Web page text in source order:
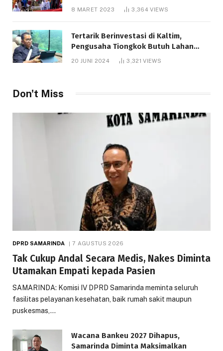
8 MARET 2023 3,364VIEWS
Tertarik Berinvestasi di Kaltim,
Pengusaha Tiongkok Butuh Lahan
1.000 Hektare
20 JUNI 2024 3,321VIEWS
Don't Miss
DPRD SAMARINDA 7 AGUSTUS 2026
Tak Cukup Andal Secara Medis, Nakes Diminta
Utamakan Empati kepada Pasien
SAMARINDA: Komisi IV DPRD Samarinda meminta seluruh
fasilitas pelayanan kesehatan, baik rumah sakit maupun
puskesmas,…
Wacana Bankeu 2027 Dihapus,
Samarinda Diminta Maksimalkan